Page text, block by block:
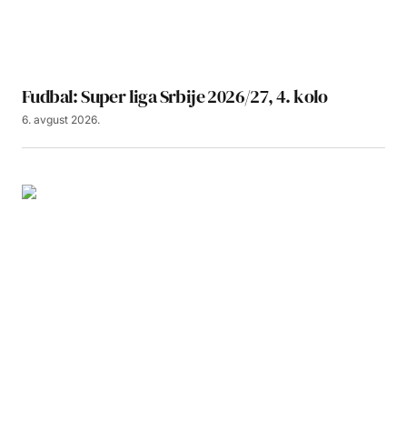
Fudbal: Super liga Srbije 2026/27, 4. kolo
6. avgust 2026.